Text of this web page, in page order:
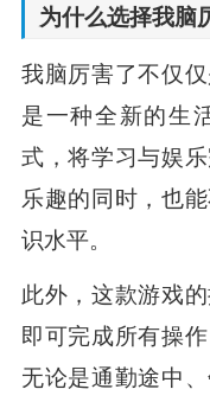
为什么选择我脑
我脑厉害了不仅
是一种全新的生
式，将学习与娱
乐趣的同时，也
识水平。
此外，这款游戏
即可完成所有操
无论是通勤途中